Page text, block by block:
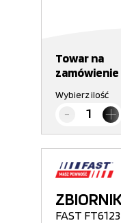
Towar na
zamówienie
Wybierz ilość
FAST